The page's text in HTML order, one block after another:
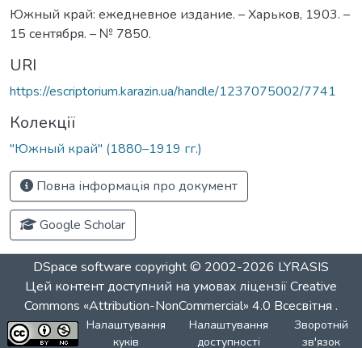
Южный край: ежедневное издание. – Харьков, 1903. –
15 сентября. – № 7850.
URI
https://escriptorium.karazin.ua/handle/1237075002/7741
Колекції
"Южный край" (1880–1919 гг.)
Повна інформація про документ
Google Scholar
DSpace software copyright © 2002-2026 LYRASIS
Цей контент доступний на умовах ліцензіїCreative
Commons «Attribution-NonCommercial» 4.0 Всесвітня .
Налаштування
куків
Налаштування
доступності
Зворотній
зв'язок